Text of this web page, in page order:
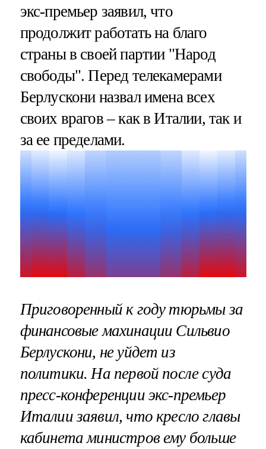
экс-премьер заявил, что
продолжит работать на благо
страны в своей партии "Народ
свободы". Перед телекамерами
Берлускони назвал имена всех
своих врагов – как в Италии, так и
за ее пределами.
Приговоренный к году тюрьмы за
финансовые махинации Сильвио
Берлускони, не уйдет из
политики. На первой после суда
пресс-конференции экс-премьер
Италии заявил, что кресло главы
кабинета министров ему больше